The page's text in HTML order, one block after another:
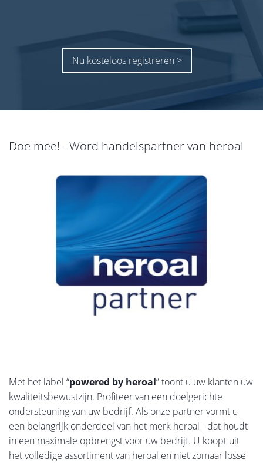
Nu kosteloos registreren >
Doe mee! - Word handelspartner van heroal
Met het label “powered by heroal” toont u uw klanten uw
kwaliteitsbewustzijn. Profiteer van een doelgerichte
ondersteuning van uw bedrijf. Als onze partner vormt u
een belangrijk onderdeel van het merk heroal - dat houdt
in een maximale opbrengst voor uw bedrijf. U koopt uit
het volledige assortiment van heroal en niet zomaar losse